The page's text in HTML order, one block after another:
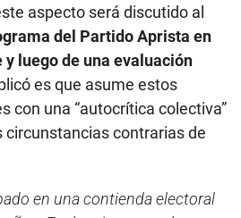
aspecto será discutido al
del Partido Aprista en
luego de una evaluación
es que asume estos
con una “autocrítica colectiva”
circunstancias contrarias de
en una contienda electoral